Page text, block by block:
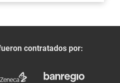
contratados por: